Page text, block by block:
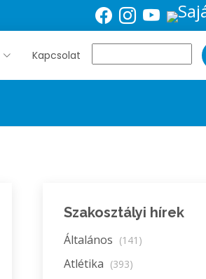
Kapcsolat
Szakosztályi hírek
Általános (141)
Atlétika (393)